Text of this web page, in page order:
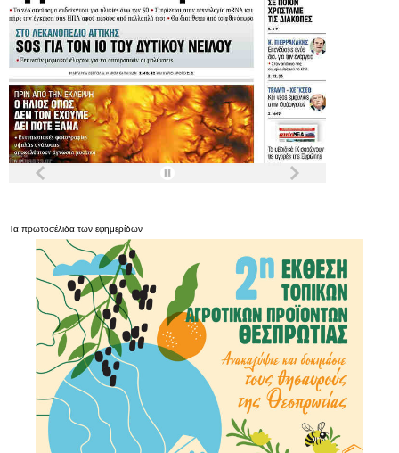
Τα πρωτοσέλιδα των εφημερίδων